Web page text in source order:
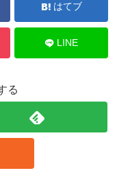
はてブ
LINE
る